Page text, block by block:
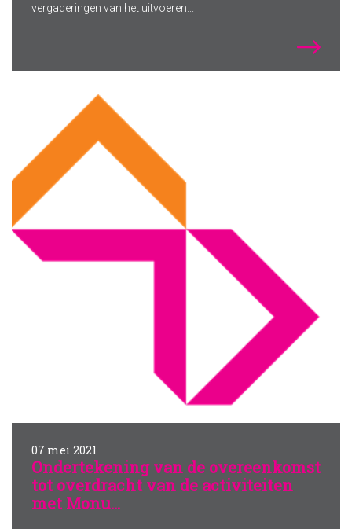
vergaderingen van het uitvoeren...
07 mei 2021
Ondertekening van de overeenkomst
tot overdracht van de activiteiten
met Monu...